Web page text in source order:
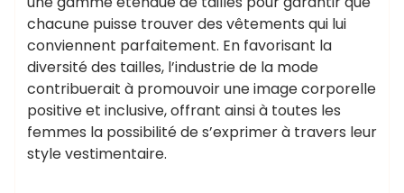
chacune puisse trouver des vêtements qui lui
conviennent parfaitement. En favorisant la
diversité des tailles, l’industrie de la mode
contribuerait à promouvoir une image corporelle
positive et inclusive, offrant ainsi à toutes les
femmes la possibilité de s’exprimer à travers leur
style vestimentaire.
col rond classique,col v
élégant,confort ,coton doux et
respirant, coupes ajustées,coupes
oversize,designs classiques,
esthétique soignée ,fiabilité,
garde-robe masculine